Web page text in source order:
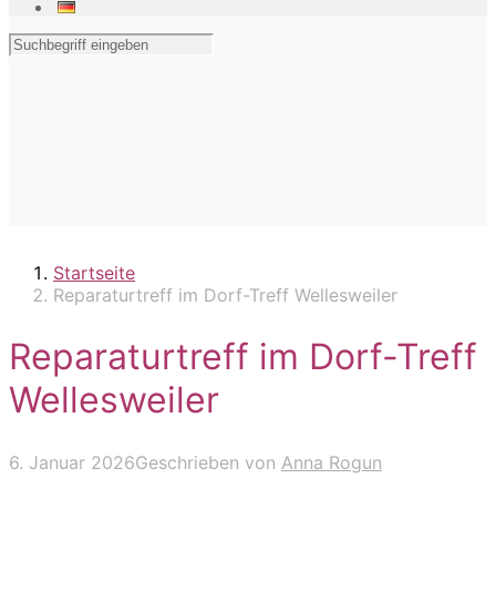
Startseite
Reparaturtreff im Dorf-Treff Wellesweiler
Reparaturtreff im Dorf-Treff
Wellesweiler
6. Januar 2026Geschrieben von Anna Rogun